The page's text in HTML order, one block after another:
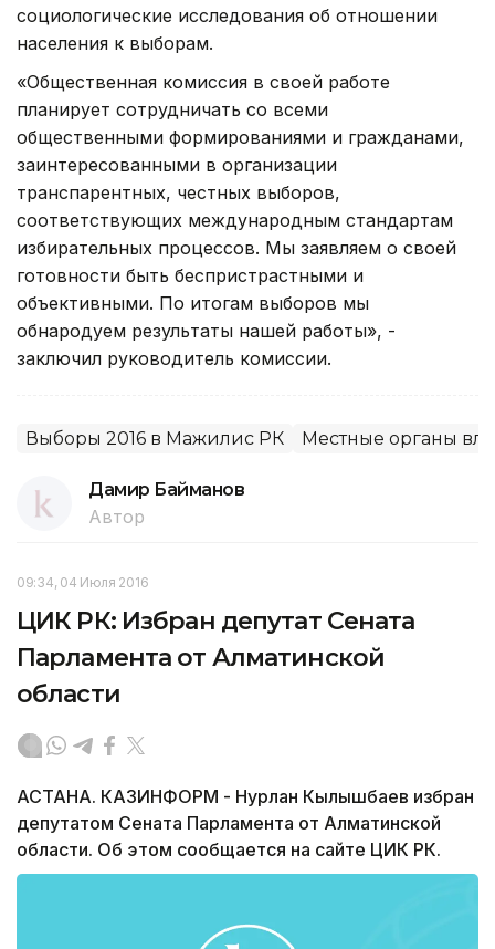
социологические исследования об отношении
населения к выборам.
«Общественная комиссия в своей работе
планирует сотрудничать со всеми
общественными формированиями и гражданами,
заинтересованными в организации
транспарентных, честных выборов,
соответствующих международным стандартам
избирательных процессов. Мы заявляем о своей
готовности быть беспристрастными и
объективными. По итогам выборов мы
обнародуем результаты нашей работы», -
заключил руководитель комиссии.
Выборы 2016 в Мажилис РК Местные органы
Дамир Байманов
Автор
09:34, 04 Июля 2016
ЦИК РК: Избран депутат Сената
Парламента от Алматинской
области
АСТАНА. КАЗИНФОРМ - Нурлан Кылышбаев избран
депутатом Сената Парламента от Алматинской
области. Об этом сообщается на сайте ЦИК РК.